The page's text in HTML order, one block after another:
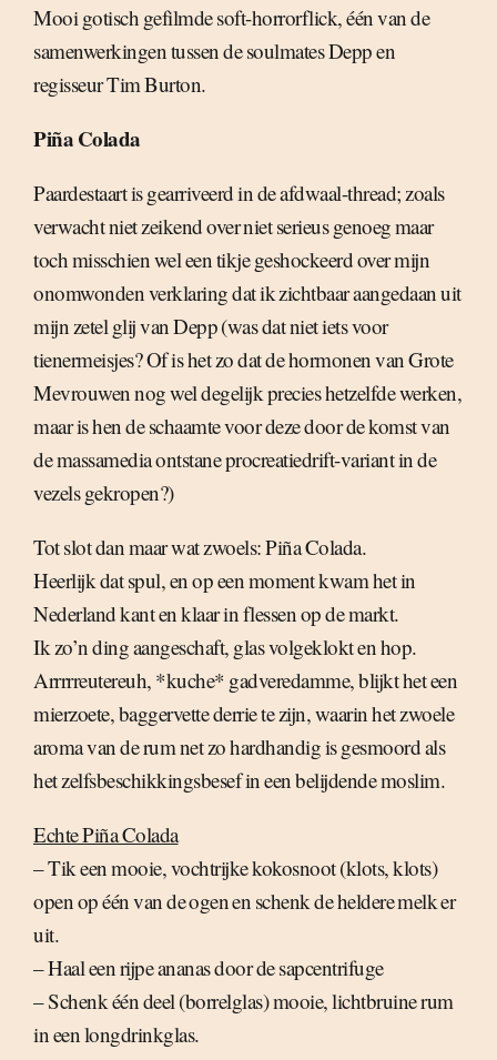
Mooi gotisch gefilmde soft-horrorflick, één van de
samenwerkingen tussen de soulmates Depp en
regisseur Tim Burton.
Piña Colada
Paardestaart is gearriveerd in de afdwaal-thread; zoals
verwacht niet zeikend over niet serieus genoeg maar
toch misschien wel een tikje geshockeerd over mijn
onomwonden verklaring dat ik zichtbaar aangedaan uit
mijn zetel glij van Depp (was dat niet iets voor
tienermeisjes? Of is het zo dat de hormonen van Grote
Mevrouwen nog wel degelijk precies hetzelfde werken,
maar is hen de schaamte voor deze door de komst van
de massamedia ontstane procreatiedrift-variant in de
vezels gekropen?)
Tot slot dan maar wat zwoels: Piña Colada.
Heerlijk dat spul, en op een moment kwam het in
Nederland kant en klaar in flessen op de markt.
Ik zo’n ding aangeschaft, glas volgeklokt en hop.
Arrrrreutereuh, *kuche* gadveredamme, blijkt het een
mierzoete, baggervette derrie te zijn, waarin het zwoele
aroma van de rum net zo hardhandig is gesmoord als
het zelfsbeschikkingsbesef in een belijdende moslim.
Echte Piña Colada
– Tik een mooie, vochtrijke kokosnoot (klots, klots)
open op één van de ogen en schenk de heldere melk er
uit.
– Haal een rijpe ananas door de sapcentrifuge
– Schenk één deel (borrelglas) mooie, lichtbruine rum
in een longdrinkglas.